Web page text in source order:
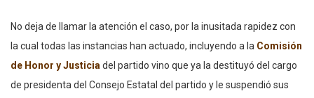
No deja de llamar la atención el caso, por la inusitada rapidez con
la cual todas las instancias han actuado, incluyendo a la Comisión
de Honor y Justicia del partido vino que ya la destituyó del cargo
de presidenta del Consejo Estatal del partido y le suspendió sus